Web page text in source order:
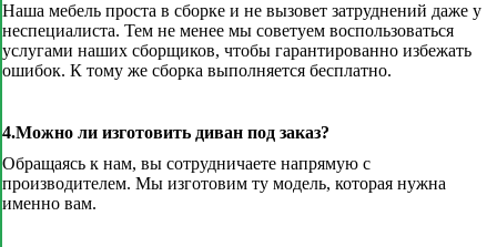
Наша мебель проста в сборке и не вызовет затруднений даже у
неспециалиста. Тем не менее мы советуем воспользоваться
услугами наших сборщиков, чтобы гарантированно избежать
ошибок. К тому же сборка выполняется бесплатно.
4.Можно ли изготовить диван под заказ?
Обращаясь к нам, вы сотрудничаете напрямую с
производителем. Мы изготовим ту модель, которая нужна
именно вам.